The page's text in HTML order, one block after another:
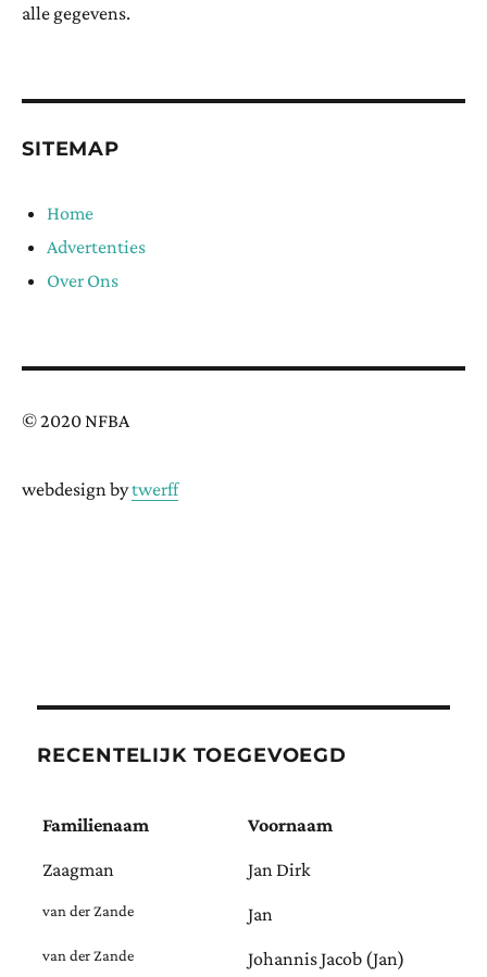
alle gegevens.
SITEMAP
Home
Advertenties
Over Ons
© 2020 NFBA
webdesign bytwerff
RECENTELIJK TOEGEVOEGD
Familienaam Voornaam
Zaagman Jan Dirk
van der Zande Jan
van der Zande Johannis Jacob (Jan)